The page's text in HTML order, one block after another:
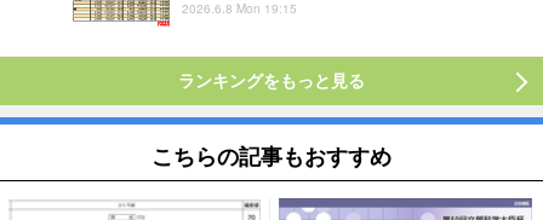
2026.6.8 Mon 19:15
ランキングをもっと見る
こちらの記事もおすすめ